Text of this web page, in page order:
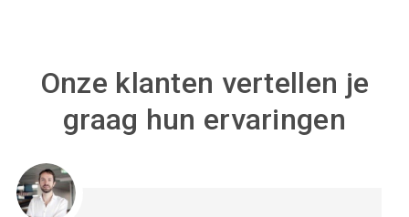
Onze klanten vertellen je
graag hun ervaringen